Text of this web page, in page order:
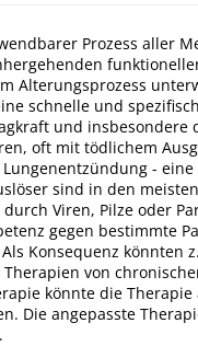
Prozess aller
Alterungsprozess
schnelle und
und
oft mit tödlichem
-
sind in den
Viren, Pilze oder
gegen bestimmte
Konsequenz könnten
von
könnte die
Die angepasste